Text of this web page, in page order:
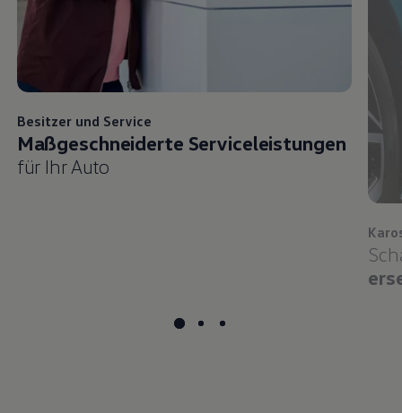
Besitzer und Service
Maßgeschneiderte Serviceleistungen
für Ihr Auto